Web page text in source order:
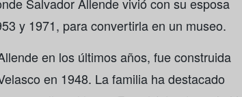
y 1971, para convertirla en un museo.
en los últimos años, fue construida
en 1948. La familia ha destacado